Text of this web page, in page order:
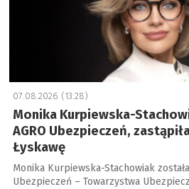
07.08.2026 (13:28)
Monika Kurpiewska-
AGRO Ubezpieczeń,
Łyskawę
Monika Kurpiewska-Stachowiak
Ubezpieczeń – Towarzystwa